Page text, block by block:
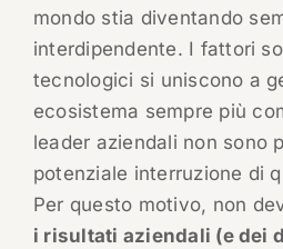
mondo stia diventando
interdipendente. I fattori
tecnologici si uniscono a
ecosistema sempre più
leader aziendali non sono
potenziale interruzione di
Per questo motivo, non
i risultati aziendali (e dei